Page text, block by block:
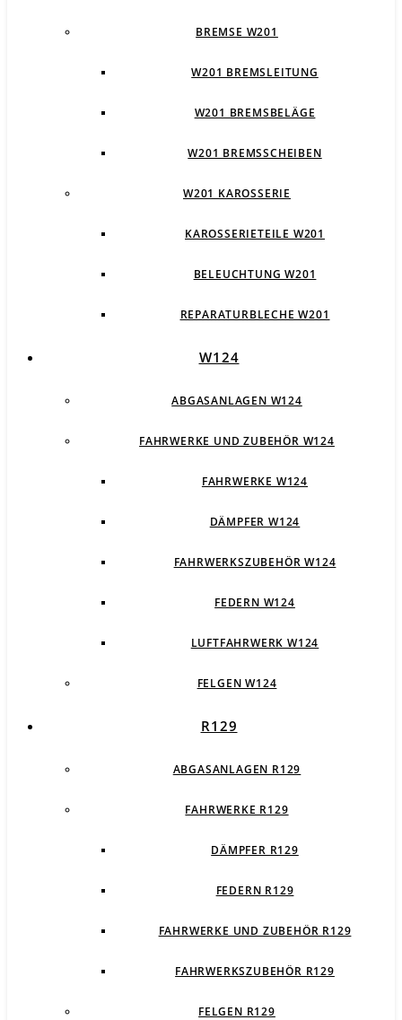
BREMSE W201
W201 BREMSLEITUNG
W201 BREMSBELÄGE
W201 BREMSSCHEIBEN
W201 KAROSSERIE
KAROSSERIETEILE W201
BELEUCHTUNG W201
REPARATURBLECHE W201
W124
ABGASANLAGEN W124
FAHRWERKE UND ZUBEHÖR W124
FAHRWERKE W124
DÄMPFER W124
FAHRWERKSZUBEHÖR W124
FEDERN W124
LUFTFAHRWERK W124
FELGEN W124
R129
ABGASANLAGEN R129
FAHRWERKE R129
DÄMPFER R129
FEDERN R129
FAHRWERKE UND ZUBEHÖR R129
FAHRWERKSZUBEHÖR R129
FELGEN R129